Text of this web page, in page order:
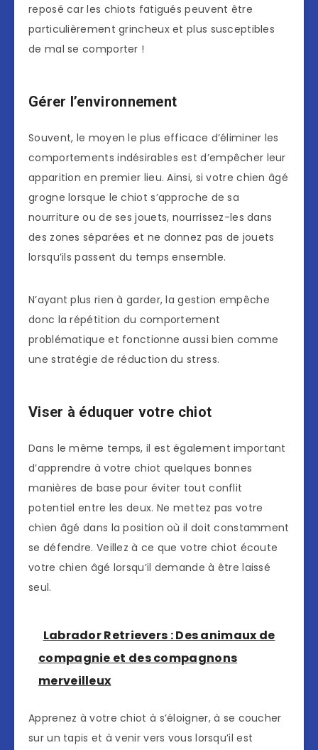
reposé car les chiots fatigués peuvent être
particulièrement grincheux et plus susceptibles
de mal se comporter !
Gérer l’environnement
Souvent, le moyen le plus efficace d’éliminer les
comportements indésirables est d’empêcher leur
apparition en premier lieu. Ainsi, si votre chien âgé
grogne lorsque le chiot s’approche de sa
nourriture ou de ses jouets, nourrissez-les dans
des zones séparées et ne donnez pas de jouets
lorsqu’ils passent du temps ensemble.
N’ayant plus rien à garder, la gestion empêche
donc la répétition du comportement
problématique et fonctionne aussi bien comme
une stratégie de réduction du stress.
Viser à éduquer votre chiot
Dans le même temps, il est également important
d’apprendre à votre chiot quelques bonnes
manières de base pour éviter tout conflit
potentiel entre les deux. Ne mettez pas votre
chien âgé dans la position où il doit constamment
se défendre. Veillez à ce que votre chiot écoute
votre chien âgé lorsqu’il demande à être laissé
seul.
Labrador Retrievers : Des animaux de
compagnie et des compagnons
merveilleux
Apprenez à votre chiot à s’éloigner, à se coucher
sur un tapis et à venir vers vous lorsqu’il est